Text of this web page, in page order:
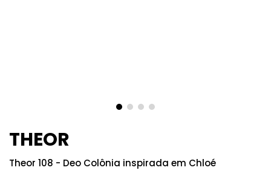
THEOR
Theor 108 - Deo Colônia inspirada em Chloé